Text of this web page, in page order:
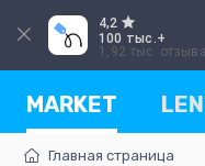
4,2
100 тыс.+
1,92 тыс. отзыва
MARKET
Главная страница